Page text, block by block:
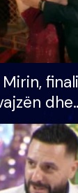
dhe
S’kemi